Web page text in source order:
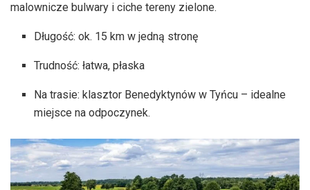
malownicze bulwary i ciche tereny zielone.
Długość: ok. 15 km w jedną stronę
Trudność: łatwa, płaska
Na trasie: klasztor Benedyktynów w Tyńcu – idealne
miejsce na odpoczynek.